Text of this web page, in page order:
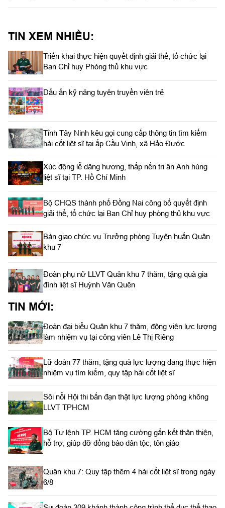
TIN XEM NHIỀU:
Triển khai thực hiện quyết định giải thể, tổ chức lại
Ban Chỉ huy Phòng thủ khu vực
Dấu ấn kỹ năng tuyên truyền viên trẻ
Tỉnh Tây Ninh kêu gọi cung cấp thông tin tìm kiếm
hài cốt liệt sĩ tại ấp Cầu Vịnh, xã Hảo Đước
Xúc động lễ dâng hương, thắp nến tri ân Anh hùng
liệt sĩ tại TP. Hồ Chí Minh
Bộ CHQS thành phố Đồng Nai công bố quyết định
giải thể, tổ chức lại Ban Chỉ huy phòng thủ khu vực
Bàn giao chức vụ Trưởng phòng Tuyên huấn Quân
khu 7
Đoàn phụ nữ LLVT Quân khu 7 thăm, tặng quà gia
đình liệt sĩ Huỳnh Văn Quên
TIN MỚI:
Đoàn đại biểu Quân khu 7 thăm, động viên lực lượng
làm nhiệm vụ tại công viên Lê Thị Riêng
Lữ đoàn 77 thăm, tặng quà lực lượng đang thực hiện
nhiệm vụ tìm kiếm, quy tập hài cốt liệt sĩ
Sôi nổi Hội thi bắn đạn thật lực lượng phòng không
LLVT TPHCM
Bộ Tư lệnh TP. HCM tăng cường gắn kết thân thiện,
hỗ trợ, giúp đỡ đồng bào dân tộc, tôn giáo
Quân khu 7: Quy tập thêm 4 hài cốt liệt sĩ trong ngày
6/8